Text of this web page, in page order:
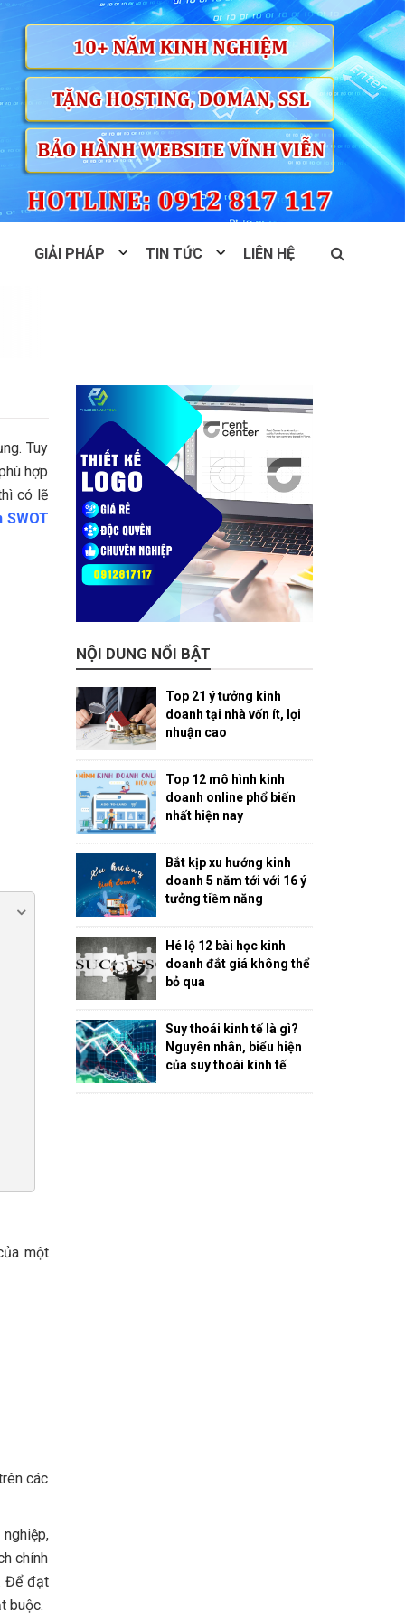
GIẢI PHÁP TIN TỨC LIÊN HỆ
Tuy
hợp
có lẽ
SWOT
một
các
chính
Để đạt
buộc.
NỘI DUNG NỔI BẬT
Top 21 ý tưởng kinh
doanh tại nhà vốn ít, lợi
nhuận cao
Top 12 mô hình kinh
doanh online phổ biến
nhất hiện nay
Bắt kịp xu hướng kinh
doanh 5 năm tới với 16 ý
tưởng tiềm năng
Hé lộ 12 bài học kinh
doanh đắt giá không thể
bỏ qua
Suy thoái kinh tế là gì?
Nguyên nhân, biểu hiện
của suy thoái kinh tế